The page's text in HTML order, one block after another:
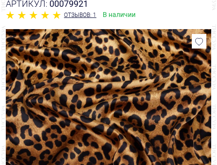
АРТИКУЛ: 00079921
ОТЗЫВОВ: 1 В наличии